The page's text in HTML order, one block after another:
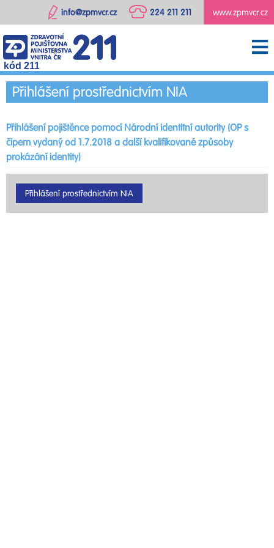
www.zpmvcr.cz
224 211 211
info@zpmvcr.cz
kód 211
Přihlášení prostřednictvím NIA
Přihlášení pojištěnce pomocí Národní identitní autority (OP s
čipem vydaný od 1.7.2018 a další kvalifikované způsoby
prokázání identity)